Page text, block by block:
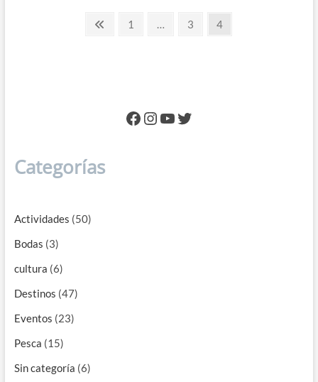
Paginación Previous
Page
1 Page
3 Page
4
Facebook
Instagram
YouTube
Twitter
Categorías
Actividades (50)
Bodas (3)
cultura (6)
Destinos (47)
Eventos (23)
Pesca (15)
Sin categoría (6)